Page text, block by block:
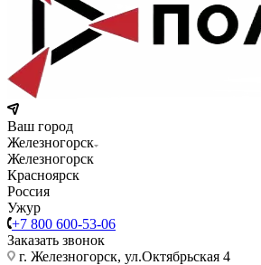
Ваш город
Железногорск
Железногорск
Красноярск
Россия
Ужур
+7 800 600-53-06
Заказать звонок
г. Железногорск, ул.Октябрьская 4